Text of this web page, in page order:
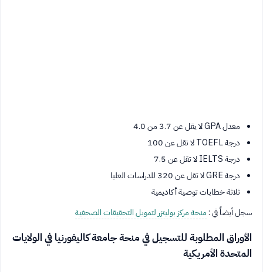
معدل GPA لا يقل عن 3.7 من 4.0
درجة TOEFL لا تقل عن 100
درجة IELTS لا تقل عن 7.5
درجة GRE لا تقل عن 320 للدراسات العليا
ثلاثة خطابات توصية أكاديمية
سجل أيضاً في :منحة مركز بوليتزر لتمويل التحقيقات الصحفية
الأوراق المطلوبة للتسجيل في منحة جامعة كاليفورنيا في الولايات
المتحدة الأمريكية